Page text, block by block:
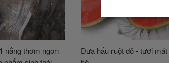
nắng thơm ngon
Dưa hấu ruột đỏ - tươi